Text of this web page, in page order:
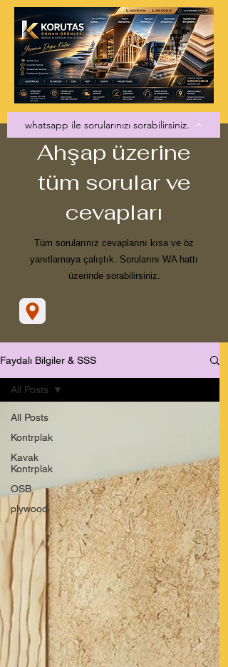
whatsapp ile sorularınızı sorabilirsiniz.
Ahşap üzerine
tüm sorular ve
cevapları
Tüm sorularınız cevaplarını kısa ve öz
yanıtlamaya çalıştık. Sorularını WA hattı
üzerinde sorabilirsiniz.
Faydalı Bilgiler & SSS
All Posts
Kontrplak
Kavak
Kontrplak
OSB
plywood
All Posts